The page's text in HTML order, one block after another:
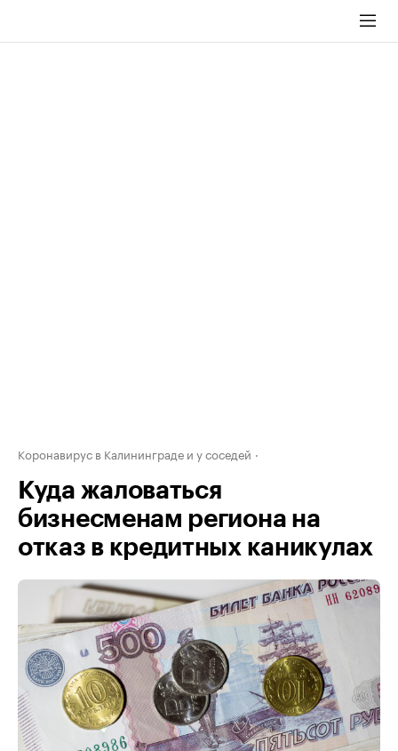
Коронавирус в Калининграде и у соседей
Куда жаловаться
бизнесменам региона на
отказ в кредитных каникулах